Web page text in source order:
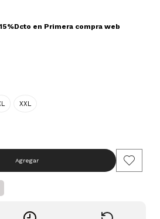
15%Dcto en Primera compra web
XXL
Agregar